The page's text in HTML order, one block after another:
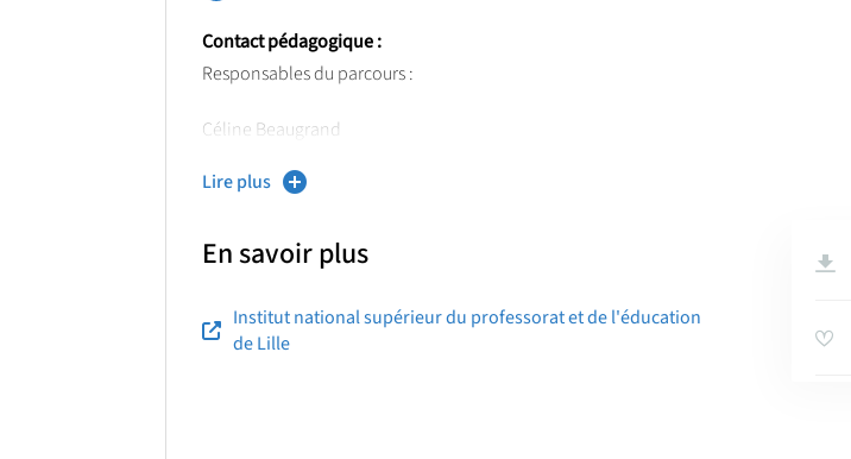
Contact pédagogique :
Responsables du parcours :
Céline Beaugrand
katell.bellegarde@inspe-lille-hdf.fr
Lire plus
En savoir plus
Institut national supérieur du professorat et de l'éducation
de Lille